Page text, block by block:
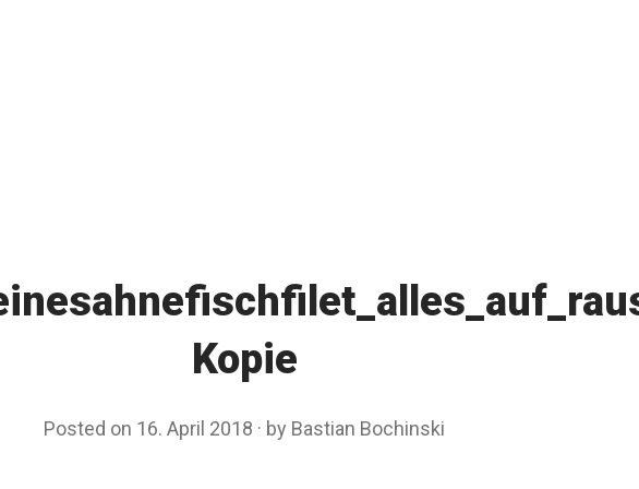
Kopie
Posted on 16. April 2018 by Bastian Bochinski